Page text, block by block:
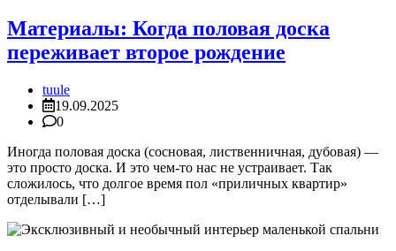
Материалы: Когда половая доска
переживает второе рождение
tuule
19.09.2025
0
Иногда половая доска (сосновая, лиственничная, дубовая) —
это просто доска. И это чем-то нас не устраивает. Так
сложилось, что долгое время пол «приличных квартир»
отделывали […]